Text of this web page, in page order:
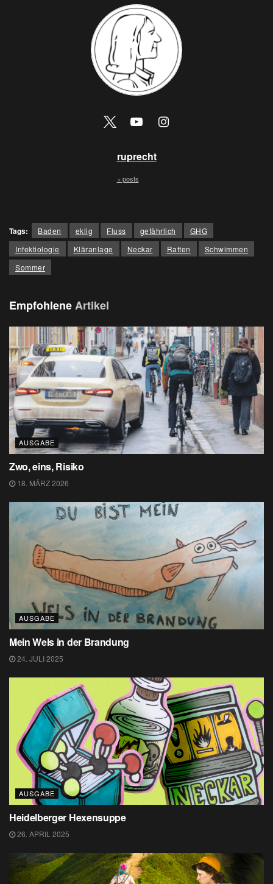
ruprecht
+ posts
Tags: Baden eklig Fluss gefährlich
GHG
Infektiologie
Kläranlage Neckar Ratten
Schwimmen
Sommer
EmpfohleneArtikel
AUSGABE
Zwo, eins, Risiko
18. MÄRZ 2026
AUSGABE
Mein Wels in der Brandung
24. JULI 2025
AUSGABE
Heidelberger Hexensuppe
26. APRIL 2025